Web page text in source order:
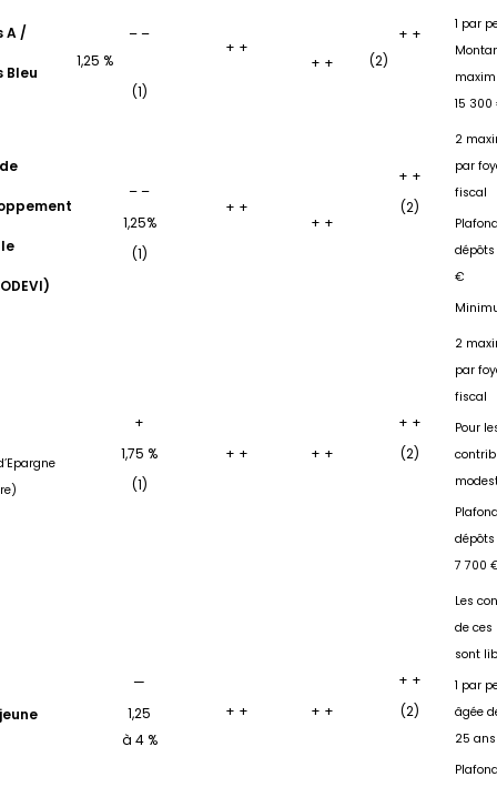
A /
Bleu
– –
1,25 %
(1)
+ +
+ +
+ +
(2)
1 par
15 300
– –
1,25%
(1)
+ +
+ +
+ +
(2)
2
par
fiscal
€
+
1,75 %
(1)
+ + + +
+ +
(2)
2
par
fiscal
Pour
dépôts
7 700
—
1,25
à 4 %
+ + + +
+ +
(2)
Les
de ces
sont
1 par
âgée
25 ans